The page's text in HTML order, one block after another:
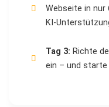
Webseite in nur
KI-
Tag 3: Richte
ein – und starte